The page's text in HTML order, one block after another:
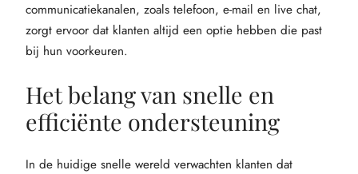
communicatiekanalen, zoals telefoon, e-mail en live chat,
zorgt ervoor dat klanten altijd een optie hebben die past
bij hun voorkeuren.
Het belang van snelle en
efficiënte ondersteuning
In de huidige snelle wereld verwachten klanten dat